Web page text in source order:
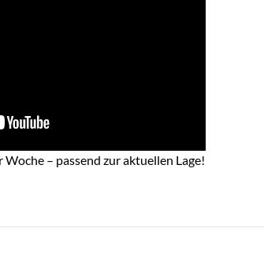
– passend zur aktuellen Lage!